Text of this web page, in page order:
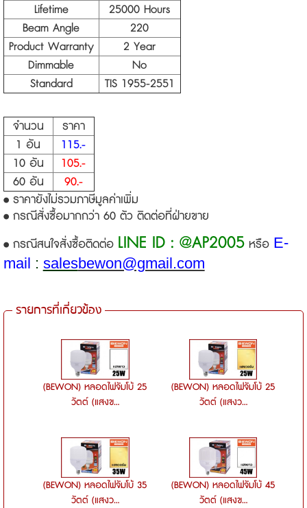
Lifetime
25000 Hours
Beam Angle
220
Product Warranty
2 Year
Dimmable
No
Standard
TIS 1955-2551
จำนวน
ราคา
1 อัน
115.-
10 อัน
105.-
60 อัน
90.-
• ราคายังไม่รวมภาษีมูลค่าเพิ่ม
• กรณีสั่งซื้อมากกว่า 60 ตัว ติดต่อที่ฝ่ายขาย
• กรณีสนใจสั่งซื้อติดต่อ LINE ID : @AP2005 หรือ E-
mail : salesbewon@gmail.com
รายการที่เกี่ยวข้อง
(BEWON) หลอดไฟจัมโบ้ 25
วัตต์ (แสงข...
(BEWON) หลอดไฟจัมโบ้ 25
วัตต์ (แสงว...
(BEWON) หลอดไฟจัมโบ้ 35
วัตต์ (แสงว...
(BEWON) หลอดไฟจัมโบ้ 45
วัตต์ (แสงข...